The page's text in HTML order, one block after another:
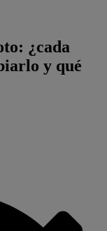
¿cada
y qué